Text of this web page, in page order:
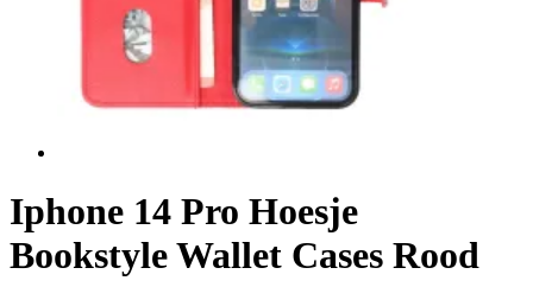
Iphone 14 Pro Hoesje
Bookstyle Wallet Cases Rood